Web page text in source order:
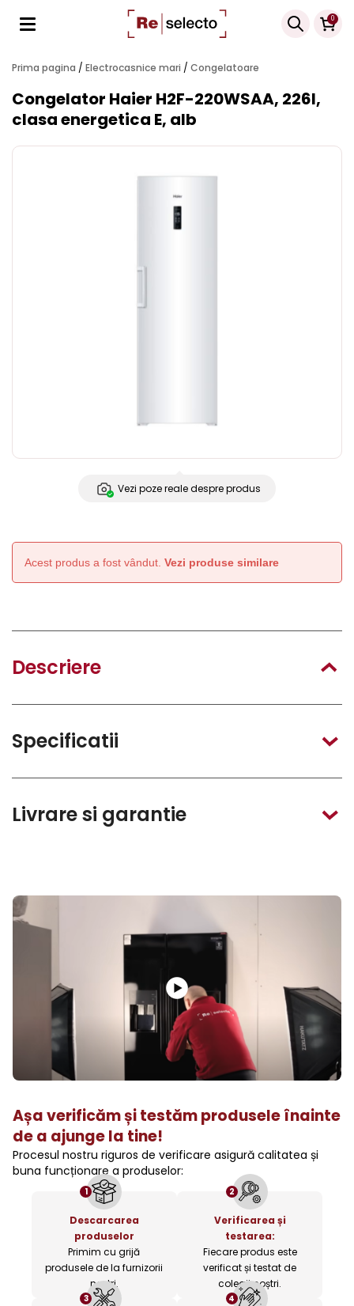
0
Products
search
Prima pagina / Electrocasnice mari / Congelatoare
Congelator Haier H2F-220WSAA, 226l,
clasa energetica E, alb
Vezi poze reale despre produs
Acest produs a fost vândut. Vezi produse similare
Descriere
Specificatii
Livrare si garantie
Așa verificăm și testăm produsele înainte
de a ajunge la tine!
Procesul nostru riguros de verificare asigură calitatea și
buna funcționare a produselor:
1
Descarcarea
produselor
Primim cu grijă
produsele de la furnizorii
noștri.
2
Verificarea și
testarea:
Fiecare produs este
verificat și testat de
colegii noștri.
3 4